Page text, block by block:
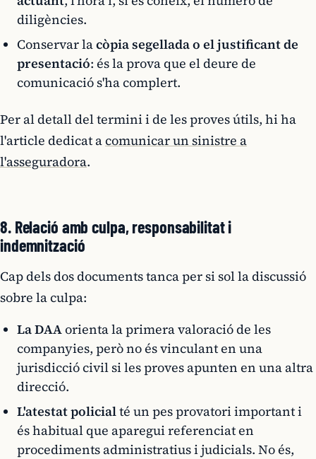
diligències.
Conservar lacòpia segellada o el justificant de
presentació: és la prova que el deure de
comunicació s'ha complert.
Per al detall del termini i de les proves útils, hi ha
l'article dedicat acomunicar un sinistre a
l'asseguradora.
8. Relació amb culpa, responsabilitat i
indemnització
Cap dels dos documents tanca per si sol la discussió
sobre la culpa:
La DAAorienta la primera valoració de les
companyies, però no és vinculant en una
jurisdicció civil si les proves apunten en una altra
direcció.
L'atestat policialté un pes provatori important i
és habitual que aparegui referenciat en
procediments administratius i judicials. No és,